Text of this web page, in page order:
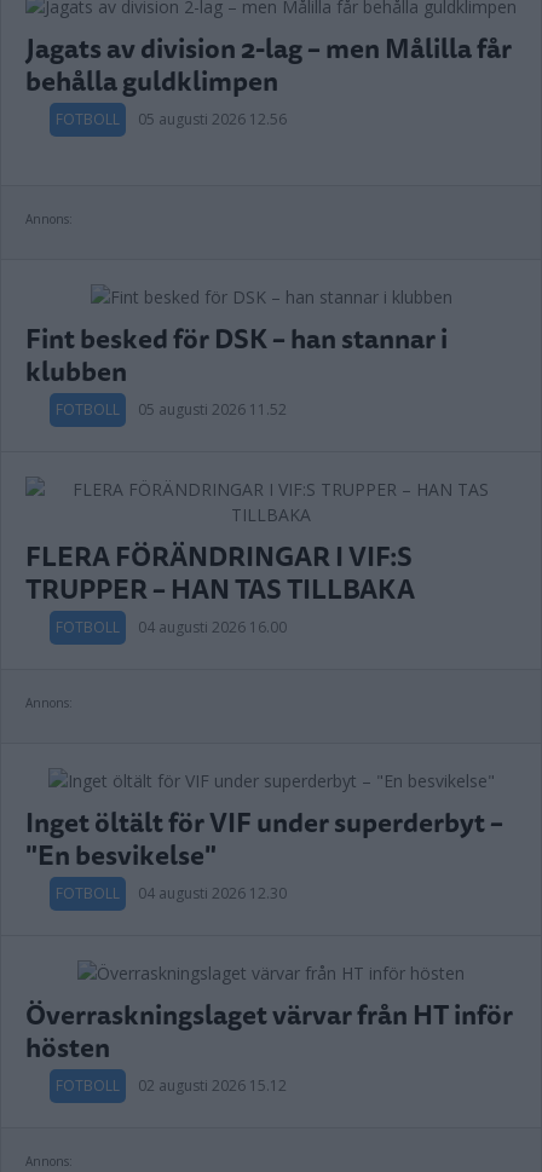
Jagats av division 2-lag – men Målilla får
behålla guldklimpen
FOTBOLL 05 augusti 2026 12.56
Annons:
Fint besked för DSK – han stannar i
klubben
FOTBOLL 05 augusti 2026 11.52
FLERA FÖRÄNDRINGAR I VIF:S
TRUPPER – HAN TAS TILLBAKA
FOTBOLL 04 augusti 2026 16.00
Annons:
Inget öltält för VIF under superderbyt –
"En besvikelse"
FOTBOLL 04 augusti 2026 12.30
Överraskningslaget värvar från HT inför
hösten
FOTBOLL 02 augusti 2026 15.12
Annons: